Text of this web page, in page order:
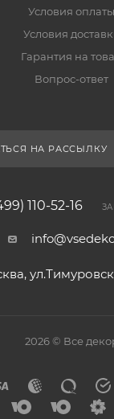
Условия оплаты
Условия
Гарантия на
Вопрос-ответ
НА РАССЫЛКУ
110-52-16
2026 © Все